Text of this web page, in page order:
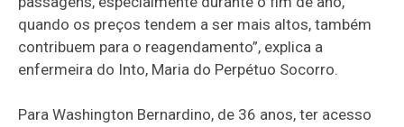
quando os preços tendem a ser mais altos, também
contribuem para o reagendamento”, explica a
enfermeira do Into, Maria do Perpétuo Socorro.
Para Washington Bernardino, de 36 anos, ter acesso